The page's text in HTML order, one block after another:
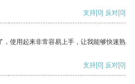
支持[0] 反对[0]
，使用起来非常容易上手，让我能够快速熟
支持[0] 反对[0]